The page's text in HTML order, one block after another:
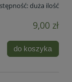
duża ilość
9,00 zł
do koszyka